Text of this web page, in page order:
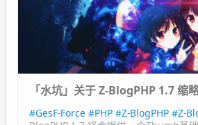
「水坑」关于 Z-BlogPHP 1.7 缩
#GesF-Force #PHP #Z-BlogPHP #Z-